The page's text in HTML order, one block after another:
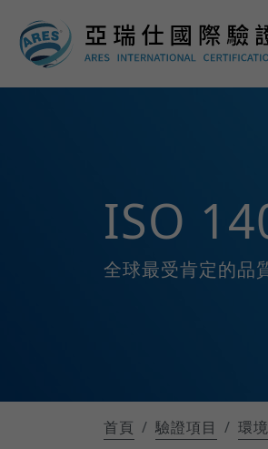
ISO
全球最受肯定的品
首頁 驗證項目 環